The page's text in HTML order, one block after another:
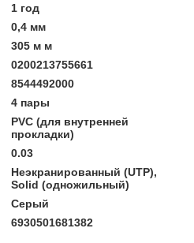
1 год
0,4 мм
305 м м
0200213755661
8544492000
4 пары
PVC (для внутренней
прокладки)
0.03
Неэкранированный (UTP),
Solid (одножильный)
Серый
6930501681382